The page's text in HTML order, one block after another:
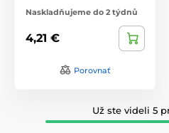
Naskladňujeme do 2 týdnů
4,21 €
Porovnať
Už ste videli 5